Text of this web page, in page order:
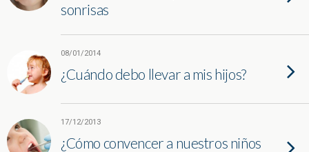
sonrisas
08/01/2014
¿Cuándo debo llevar a mis hijos?
17/12/2013
¿Cómo convencer a nuestros niños